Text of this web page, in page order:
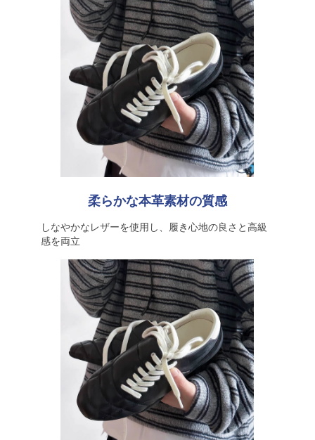
柔らかな本革素材の質感
しなやかなレザーを使用し、履き心地の良さと高級
感を両立